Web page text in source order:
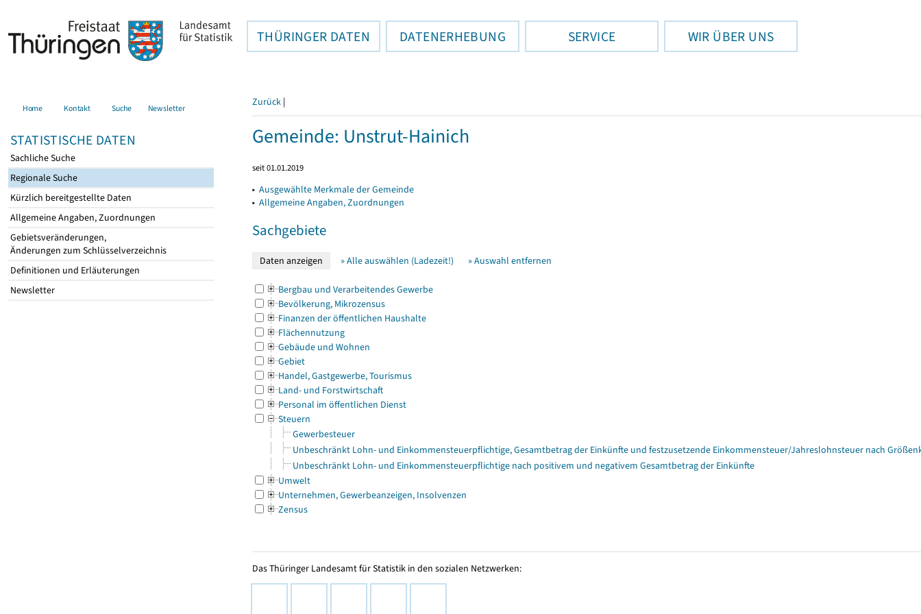
THÜRINGER DATEN DATENERHEBUNG SERVICE WIR ÜBER UNS
Home Kontakt Suche Newsletter
STATISTISCHE DATEN
Sachliche Suche
Regionale Suche
Kürzlich bereitgestellte Daten
Allgemeine Angaben, Zuordnungen
Gebietsveränderungen,
Änderungen zum Schlüsselverzeichnis
Definitionen und Erläuterungen
Newsletter
Zurück |
Gemeinde: Unstrut-Hainich
seit 01.01.2019
▸ Ausgewählte Merkmale der Gemeinde
▸ Allgemeine Angaben, Zuordnungen
Sachgebiete
» Alle auswählen (Ladezeit!) » Auswahl entfernen
Bergbau und Verarbeitendes Gewerbe
Bevölkerung, Mikrozensus
Finanzen der öffentlichen Haushalte
Flächennutzung
Gebäude und Wohnen
Gebiet
Handel, Gastgewerbe, Tourismus
Land- und Forstwirtschaft
Personal im öffentlichen Dienst
Steuern
Gewerbesteuer
Unbeschränkt Lohn- und Einkommensteuerpflichtige, Gesamtbetrag der Einkünfte und festzusetzende Einkommensteuer/Jahreslohnsteuer nach
Unbeschränkt Lohn- und Einkommensteuerpflichtige nach positivem und negativem Gesamtbetrag der Einkünfte
Umwelt
Unternehmen, Gewerbeanzeigen, Insolvenzen
Zensus
Das Thüringer Landesamt für Statistik in den sozialen Netzwerken: